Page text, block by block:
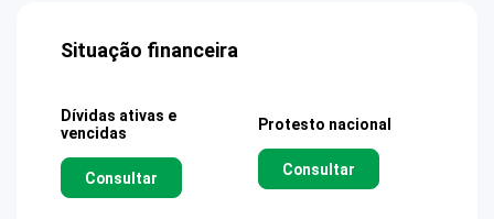
Situação financeira
Dívidas ativas e
vencidas
Consultar
Protesto nacional
Consultar